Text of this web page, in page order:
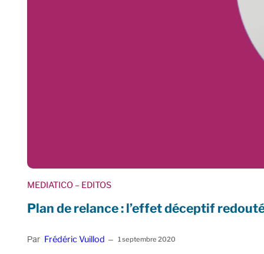
MEDIATICO – EDITOS
Plan de relance : l’effet déceptif
Par Frédéric Vuillod – 1 septembre 2020